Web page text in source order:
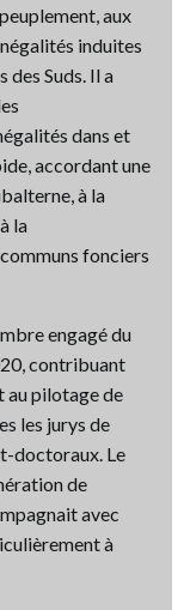
aux
induites
Suds. Il a
dans et
accordant une
à la
la
fonciers
engagé du
contribuant
au pilotage de
les jurys de
doctoraux. Le
de
avec
à